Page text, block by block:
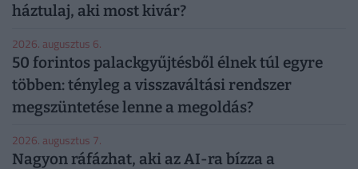
háztulaj, aki most kivár?
2026. augusztus 6.
50 forintos palackgyűjtésből élnek túl egyre
többen: tényleg a visszaváltási rendszer
megszüntetése lenne a megoldás?
2026. augusztus 7.
Nagyon ráfázhat, aki az AI-ra bízza a